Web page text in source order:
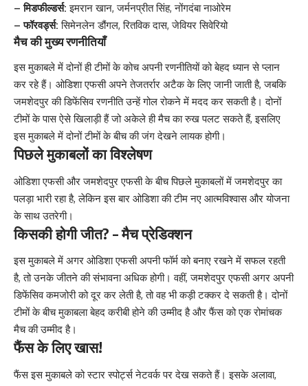
– मिडफील्डर्स: इमरान खान, जर्मनप्रीत सिंह, नोंगदंबा नाओरेम
– फॉरवर्ड्स: सिमेनलेन डौंगल, रितविक दास, जेवियर सिवेरियो
मैच की मुख्य रणनीतियाँ
इस मुकाबले में दोनों ही टीमों के कोच अपनी रणनीतियों को बेहद ध्यान से प्लान
कर रहे हैं। ओडिशा एफसी अपने तेजतर्रार अटैक के लिए जानी जाती है, जबकि
जमशेदपुर की डिफेंसिव रणनीति उन्हें गोल रोकने में मदद कर सकती है। दोनों
टीमों के पास ऐसे खिलाड़ी हैं जो अकेले ही मैच का रुख पलट सकते हैं, इसलिए
इस मुकाबले में दोनों टीमों के बीच की जंग देखने लायक होगी।
पिछले मुकाबलों का विश्लेषण
ओडिशा एफसी और जमशेदपुर एफसी के बीच पिछले मुकाबलों में जमशेदपुर का
पलड़ा भारी रहा है, लेकिन इस बार ओडिशा की टीम नए आत्मविश्वास और योजना
के साथ उतरेगी।
किसकी होगी जीत? – मैच प्रेडिक्शन
इस मुकाबले में अगर ओडिशा एफसी अपनी फॉर्म को बनाए रखने में सफल रहती
है, तो उनके जीतने की संभावना अधिक होगी। वहीं, जमशेदपुर एफसी अगर अपनी
डिफेंसिव कमजोरी को दूर कर लेती है, तो वह भी कड़ी टक्कर दे सकती है। दोनों
टीमों के बीच मुकाबला बेहद करीबी होने की उम्मीद है और फैंस को एक रोमांचक
मैच की उम्मीद है।
फैंस के लिए खास!
फैंस इस मुकाबले को स्टार स्पोर्ट्स नेटवर्क पर देख सकते हैं। इसके अलावा,